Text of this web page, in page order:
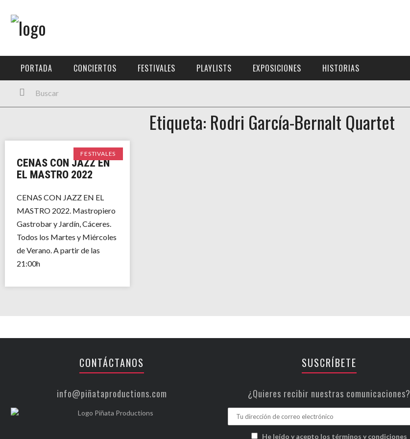
PORTADA
FESTIVALES
HISTORIAS
PORTADA CONCIERTOS FESTIVALES PLAYLISTS EXPOSICIONES HISTORIAS
Etiqueta: Rodri García-Bernalt Quartet
FESTIVALES
CENAS CON JAZZ EN
EL MASTRO 2022
CENAS CON JAZZ EN EL
MASTRO 2022. Mastropiero
Gastrobar y Jardín, Cáceres.
Todos los Martes y Miércoles
de Verano. A partir de las
21:00h
CONTÁCTANOS
info@piñataproductions.com
SUSCRÍBETE
¿Quieres recibir nuestras comunicaciones?
He leído y acepto los términos y condiciones